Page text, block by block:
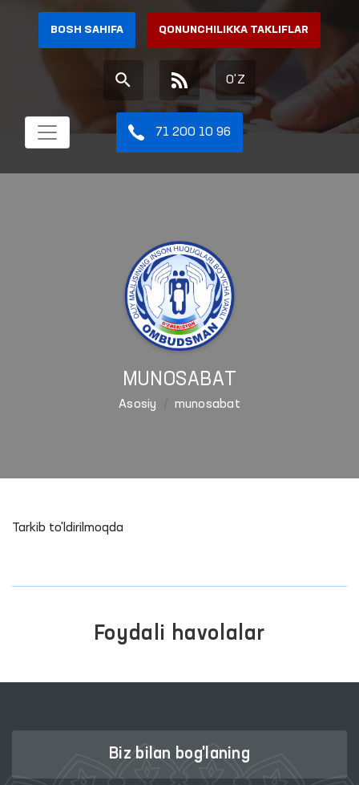
BOSH SAHIFA QONUNCHILIKKA TAKLIFLAR
O'Z
71 200 10 96
MUNOSABAT
Asosiy munosabat
Tarkib to'ldirilmoqda
Foydali havolalar
Biz bilan bog'laning